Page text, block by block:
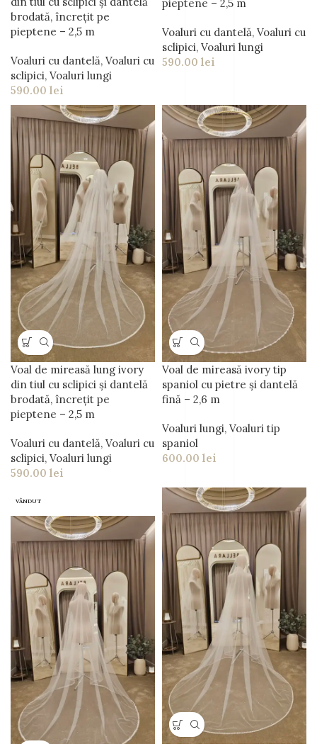
brodată, încrețit pe
pieptene – 2,5 m
Voaluri cu dantelă, Voaluri cu
sclipici, Voaluri lungi
590.00 lei
pieptene – 2,5 m
Voaluri cu dantelă, Voaluri cu
sclipici, Voaluri lungi
590.00 lei
Voal de mireasă lung ivory
din tiul cu sclipici și dantelă
brodată, încrețit pe
pieptene – 2,5 m
Voaluri cu dantelă, Voaluri cu
sclipici, Voaluri lungi
590.00 lei
Voal de mireasă ivory tip
spaniol cu pietre și dantelă
fină – 2,6 m
Voaluri lungi, Voaluri tip
spaniol
600.00 lei
VÂNDUT